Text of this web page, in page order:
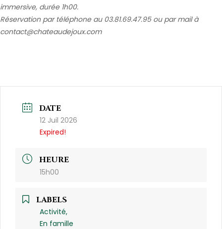
immersive, durée 1h00.
Réservation par téléphone au 03.81.69.47.95 ou par mail à
contact@chateaudejoux.com
DATE
12 Juil 2026
Expired!
HEURE
15h00
LABELS
Activité,
En famille